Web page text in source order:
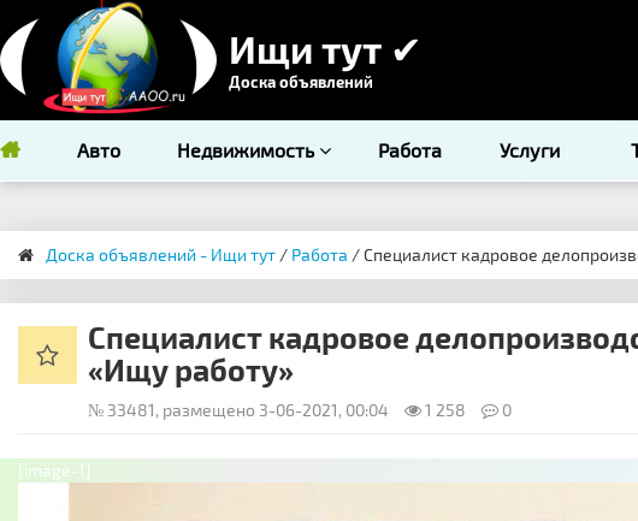
Ищи тут ✔
Доска объявлений
Авто Недвижимость Работа Услуги
Доска объявлений - Ищи тут / Работа / Специалист кадровое
Специалист кадровое
«Ищу работу»
№ 33481, размещено 3-06-2021, 00:04 1 258 0
[image-1]